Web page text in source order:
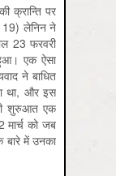
क्रान्ति पर
19) लेनिन ने
23 फरवरी
एक ऐसा
ने बाधित
था, और इस
शुरुआत एक
को जब
बारे में उनका